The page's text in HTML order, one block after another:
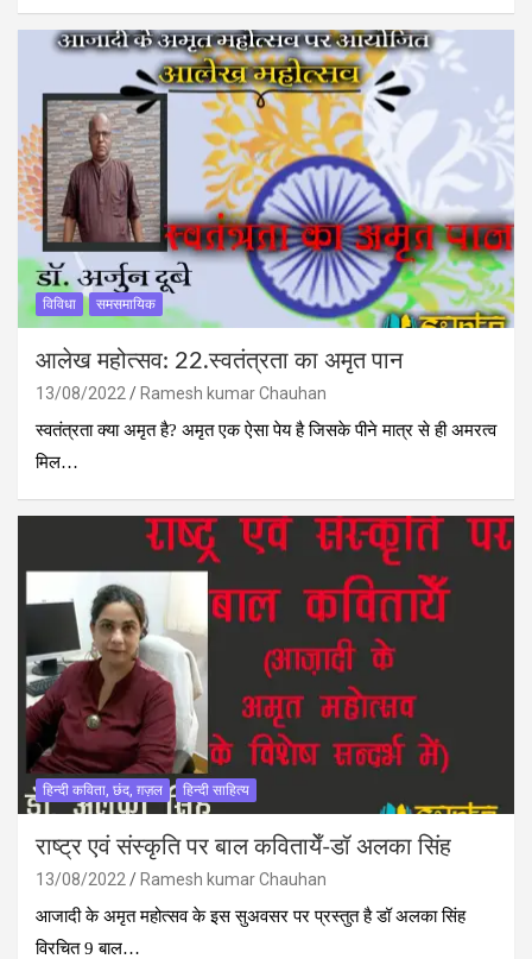
विविधा समसमायिक
आलेख महोत्‍सव: 22.स्वतंत्रता का अमृत पान
13/08/2022
Ramesh kumar Chauhan
स्वतंत्रता क्या अमृत है? अमृत एक ऐसा पेय है जिसके पीने मात्र से ही अमरत्व
मिल…
हिन्दी कविता, छंद, ग़ज़ल हिन्दी साहित्य
राष्ट्र एवं संस्कृति पर बाल कवितायेँ-डॉ अलका सिंह
13/08/2022
Ramesh kumar Chauhan
आजादी के अमृत महोत्‍सव के इस सुअवसर पर प्रस्‍तुत है डॉ अलका सिंह
विरचित 9 बाल…